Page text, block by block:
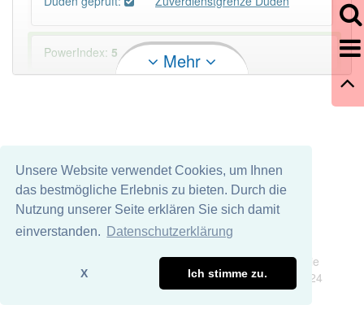
Unsere Website verwendet Cookies, um Ihnen
das bestmögliche Erlebnis zu bieten. Durch die
Nutzung unserer Seite erklären Sie sich damit
einverstanden.
Datenschutzerklärung
X Ich stimme zu.
PowerIndex: 5
Wörter mit Endung -zuverdienstgrenze
aber mit
einem anderen Artikeldie: 0
Das Wort wird häufig verwendet im Bereich
Mehr
Wir übernehmen keine Garantie und keine Haftung für die
Richtigkeit und Vollständigkeit dieser Seite. DDDEasy 2024